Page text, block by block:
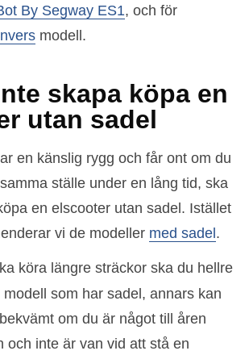
By Segway ES1, och för
modell.
skapa köpa en
utan sadel
en känslig rygg och får ont om du
ställe under en lång tid, ska
en elscooter utan sadel. Istället
vi de modeller med sadel .
köra längre sträckor ska du hellre
modell som har sadel, annars kan
om du är något till åren
och inte är van vid att stå en